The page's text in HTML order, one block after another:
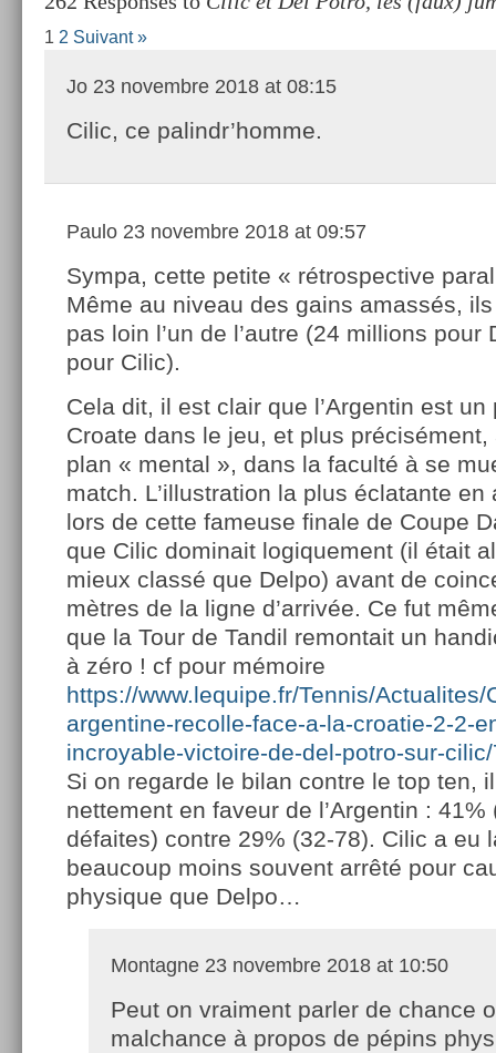
1 2 Suivant »
Jo 23 novembre 2018 at 08:15
Cilic, ce palindr’homme.
Paulo 23 novembre 2018 at 09:57
Sympa, cette petite « rétrospective
Même au niveau des gains amassés,
pas loin l’un de l’autre (24 millions pour
pour Cilic).
Cela dit, il est clair que l’Argentin est
Croate dans le jeu, et plus
plan « mental », dans la faculté à se
match. L’illustration la plus éclatante
lors de cette fameuse finale de Coupe
que Cilic dominait logiquement (il était
mieux classé que Delpo) avant de
mètres de la ligne d’arrivée. Ce fut
que la Tour de Tandil remontait un
à zéro ! cf pour mémoire
https://www.lequipe.fr/Tennis/Actualites/
argentine-recolle-face-a-la-croatie-2-2-
incroyable-victoire-de-del-potro-sur-
Si on regarde le bilan contre le top ten,
nettement en faveur de l’Argentin :
défaites) contre 29% (32-78). Cilic a eu
beaucoup moins souvent arrêté pour
physique que Delpo…
Montagne 23 novembre 2018 at 10:50
Peut on vraiment parler de chance
malchance à propos de pépins